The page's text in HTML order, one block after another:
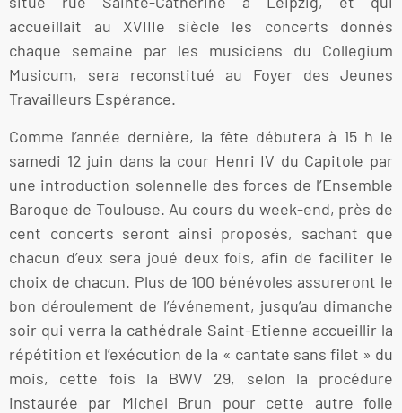
accueillait au XVIIIe siècle les concerts donnés
chaque semaine par les musiciens du Collegium
Musicum, sera reconstitué au Foyer des Jeunes
Travailleurs Espérance.
Comme l’année dernière, la fête débutera à 15 h le
samedi 12 juin dans la cour Henri IV du Capitole par
une introduction solennelle des forces de l’Ensemble
Baroque de Toulouse. Au cours du week-end, près de
cent concerts seront ainsi proposés, sachant que
chacun d’eux sera joué deux fois, afin de faciliter le
choix de chacun. Plus de 100 bénévoles assureront le
bon déroulement de l’événement, jusqu’au dimanche
soir qui verra la cathédrale Saint-Etienne accueillir la
répétition et l’exécution de la « cantate sans filet » du
mois, cette fois la BWV 29, selon la procédure
instaurée par Michel Brun pour cette autre folle